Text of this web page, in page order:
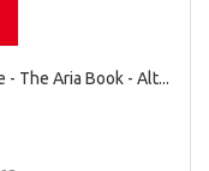
- The Aria Book - Alt...